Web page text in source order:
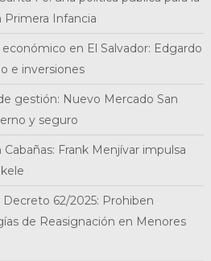
Primera Infancia
en El Salvador: Edgardo
e inversiones
gestión: Nuevo Mercado San
y seguro
Frank Menjívar impulsa
62/2025: Prohiben
de Reasignación en Menores